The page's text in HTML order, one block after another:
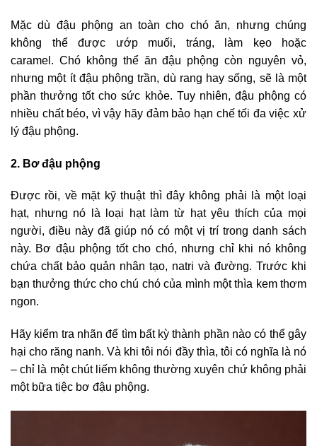
Mặc dù đậu phộng an toàn cho chó ăn, nhưng chúng
không thể được ướp muối, tráng, làm kẹo hoặc
caramel. Chó không thể ăn đậu phộng còn nguyên vỏ,
nhưng một ít đậu phộng trần, dù rang hay sống, sẽ là một
phần thưởng tốt cho sức khỏe. Tuy nhiên, đậu phộng có
nhiều chất béo, vì vậy hãy đảm bảo hạn chế tối đa việc xử
lý đậu phộng.
2. Bơ đậu phộng
Được rồi, về mặt kỹ thuật thì đây không phải là một loại
hạt, nhưng nó là loại hạt làm từ hạt yêu thích của mọi
người, điều này đã giúp nó có một vị trí trong danh sách
này. Bơ đậu phộng tốt cho chó, nhưng chỉ khi nó không
chứa chất bảo quản nhân tạo, natri và đường. Trước khi
bạn thưởng thức cho chú chó của mình một thìa kem thơm
ngon.
Hãy kiểm tra nhãn để tìm bất kỳ thành phần nào có thể gây
hại cho răng nanh. Và khi tôi nói đầy thìa, tôi có nghĩa là nó
– chỉ là một chút liếm không thường xuyên chứ không phải
một bữa tiệc bơ đậu phộng.